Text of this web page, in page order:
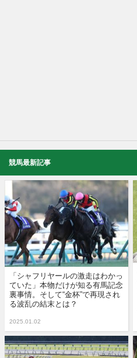
競馬最新記事
「シャフリヤールの激走はわかっ
ていた」本物だけが知る有馬記念
裏事情。そして“金杯”で再現され
る波乱の結末とは？
2025.01.02